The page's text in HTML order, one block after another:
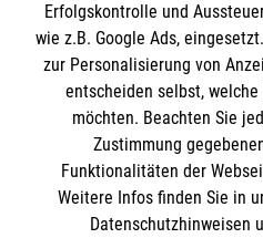
Spenden & Helfen
Angebote & Leistungen
Kursangebote
Mitarbeiten & Aktiv
Informationen
Presse und Medien
Impressum
Datenschutz
Malteser online
Malteserorden
Erfolgskontrolle und
wie z.B. Google Ads,
zur Personalisierung von
entscheiden selbst,
möchten. Beachten Sie
Zustimmung
Funktionalitäten der
Weitere Infos finden Sie in
Datenschutzhinweisen